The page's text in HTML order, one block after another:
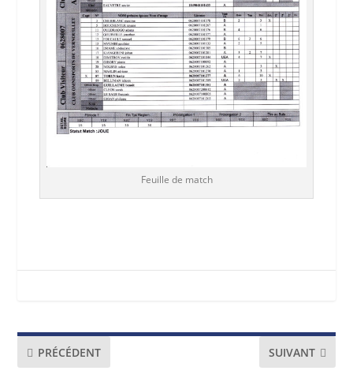
Feuille de match
PRÉCÉDENT SUIVANT